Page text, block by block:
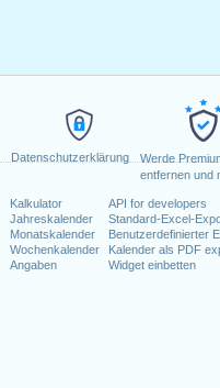
Datenschutzerklärung
Werde
entfernen und
Kalkulator
Jahreskalender
Monatskalender
Wochenkalender
Angaben
API for developers
Standard-Excel-
Benutzerdefinierter
Kalender als PDF
Widget einbetten